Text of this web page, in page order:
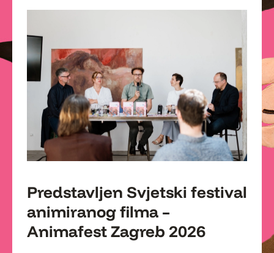
Predstavljen Svjetski festival
animiranog filma –
Animafest Zagreb 2026